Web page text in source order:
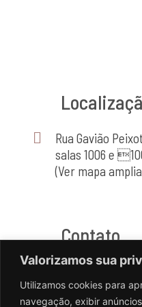
Valorizamos sua
Utilizamos cookies para
navegação, exibir
Rua Gavião
salas 1006 e
(Ver mapa
Contato
(21) 2714-4464
(21) 98556-2741